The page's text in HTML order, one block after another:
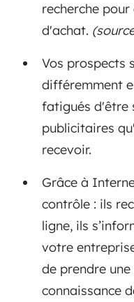
recherche
d'achat.
Vos prospects
différemment
fatigués d'être
publicitaires
recevoir.
Grâce à
contrôle : ils
ligne, ils
votre
de prendre
connaissance